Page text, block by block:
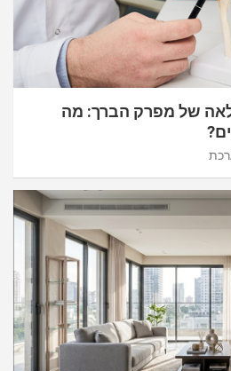
של מפרק הברך: מה